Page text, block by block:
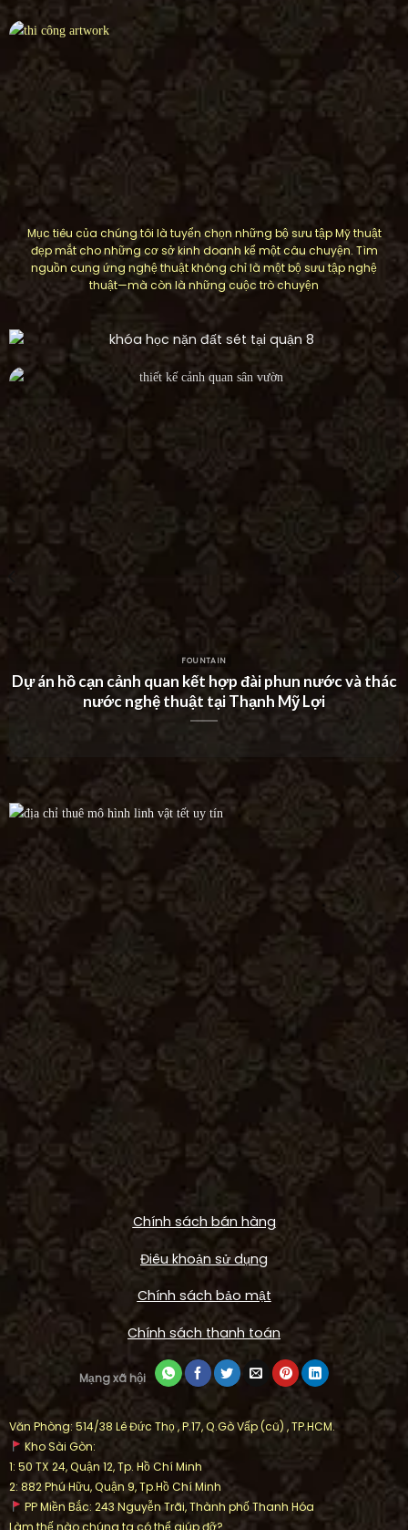
Mục tiêu của chúng tôi là tuyển chọn những bộ sưu tập Mỹ thuật
đẹp mắt cho những cơ sở kinh doanh kể một câu chuyện. Tìm
nguồn cung ứng nghệ thuật không chỉ là một bộ sưu tập nghệ
thuật—mà còn là những cuộc trò chuyện
FOUNTAIN
Dự án thác nước tường hiện đại tại Khu Dân Cư Hà Đô
Villa
Chính sách bán hàng
Điêu khoản sử dụng
Chính sách bảo mật
Chính sách thanh toán
Mạng xã hội
Văn Phòng: 514/38 Lê Đức Thọ , P.17, Q.Gò Vấp (cũ) , TP.HCM.
Kho Sài Gòn:
1: 50 TX 24, Quận 12, Tp. Hồ Chí Minh
2: 882 Phú Hữu, Quận 9, Tp.Hồ Chí Minh
PP Miền Bắc: 243 Nguyễn Trãi, Thành phố Thanh Hóa
Làm thế nào chúng ta có thể giúp đỡ?